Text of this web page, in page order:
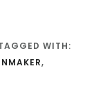
WITH:
,